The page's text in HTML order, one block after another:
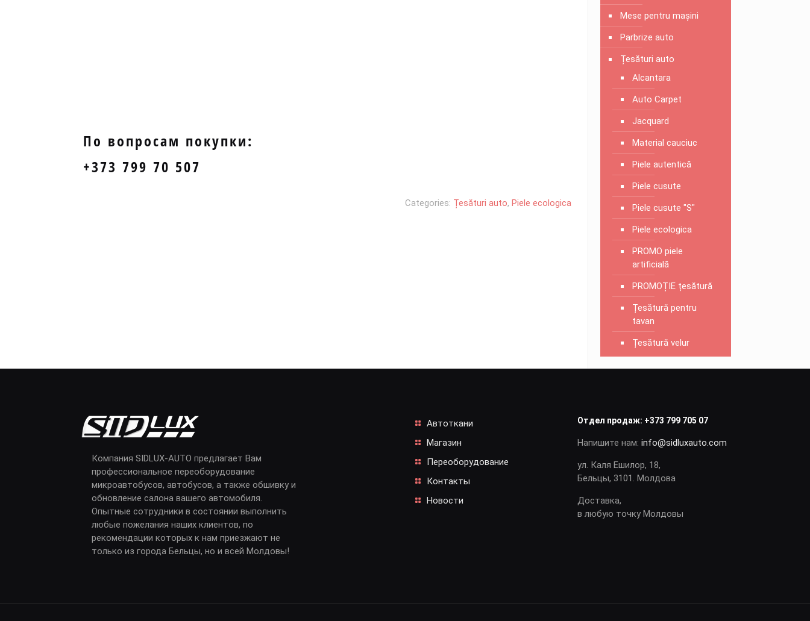
По вопросам покупки:
+373 799 70 507
Categories: Țesături auto, Piele ecologica
Mese pentru mașini
Parbrize auto
Țesături auto
Alcantara
Auto Carpet
Jacquard
Material cauciuc
Piele autentică
Piele cusute
Piele cusute "S"
Piele ecologica
PROMO piele
artificială
PROMOȚIE țesătură
Țesătură pentru
tavan
Țesătură velur
Компания SIDLUX-AUTO предлагает Вам
профессиональное переоборудование
микроавтобусов, автобусов, а также обшивку и
обновление салона вашего автомобиля.
Опытные сотрудники в состоянии выполнить
любые пожелания наших клиентов, по
рекомендации которых к нам приезжают не
только из города Бельцы, но и всей Молдовы!
Автоткани
Магазин
Переоборудование
Контакты
Новости
Отдел продаж: +373 799 705 07
Напишите нам:info@sidluxauto.com
ул. Каля Ешилор, 18,
Бельцы, 3101. Молдова
Доставка,
в любую точку Молдовы